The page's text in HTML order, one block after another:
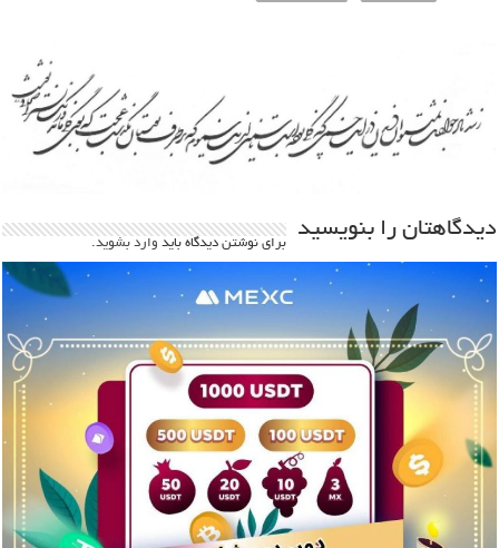
دیدگاهتان را بنویسید
برای نوشتن دیدگاه باید وارد بشوید.